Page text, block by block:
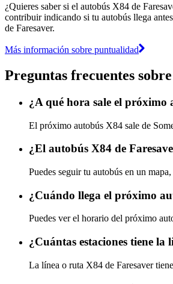
¿Quieres saber si el autobús X84 de
contribuir indicando si tu autobús llega
de Faresaver.
Más información sobre puntualidad
Preguntas frecuentes
¿A qué hora sale el próximo
El próximo autobús X84 sale de
¿El autobús X84 de
Puedes seguir tu autobús en un
¿Cuándo llega el próximo
Puedes ver el horario del próximo
¿Cuántas estaciones tiene
La línea o ruta X84 de Faresaver